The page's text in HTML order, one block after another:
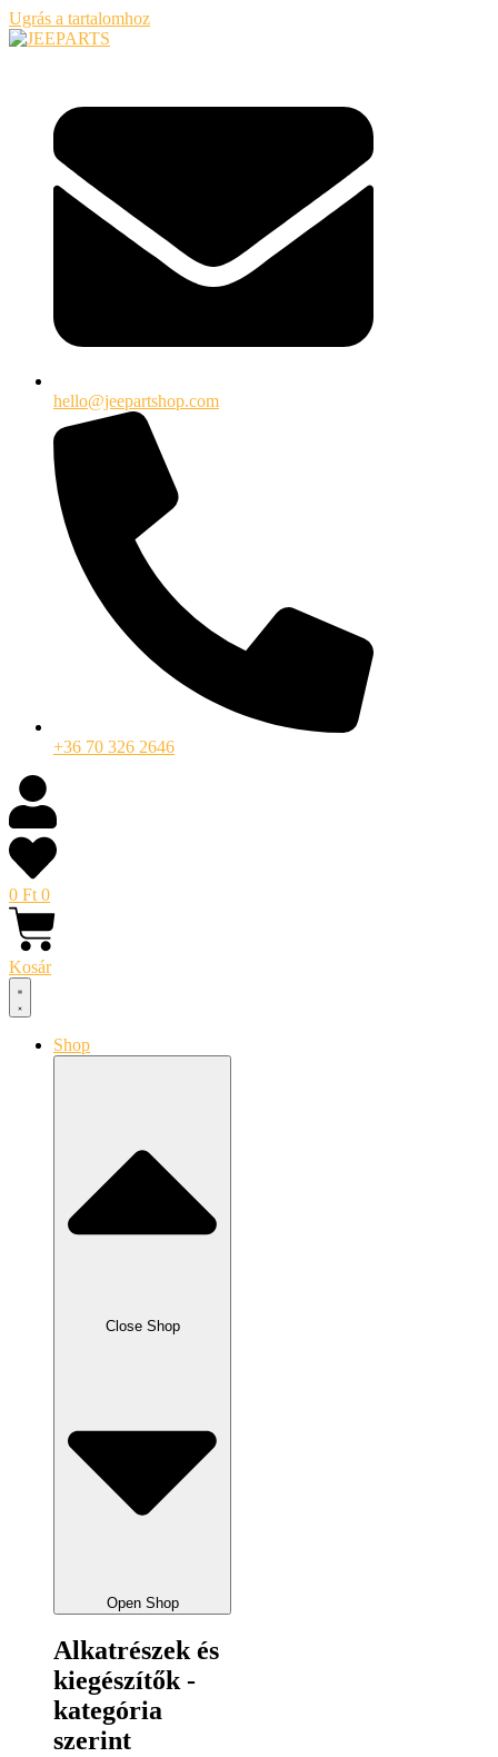
Ugrás a tartalomhoz
hello@jeepartshop.com
+36 70 326 2646
0 Ft 0
Kosár
Shop
Close Shop
Open Shop
Alkatrészek és
kiegészítők -
kategória
szerint